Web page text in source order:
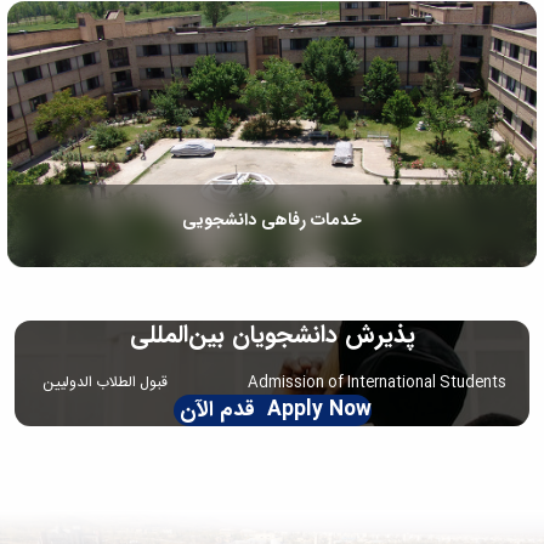
خدمات رفاهی دانشجویی
پذیرش دانشجویان بین‌المللی
Admission of International Students قبول الطلاب الدولیین
Apply Now قدم الآن